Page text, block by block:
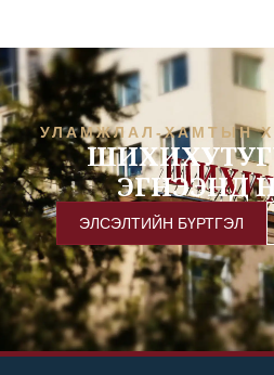
УЛАМЖЛАЛ-ХАМТЫН
ЭГНЭЭНД
ЭЛСЭЛТИЙН БҮРТГЭЛ